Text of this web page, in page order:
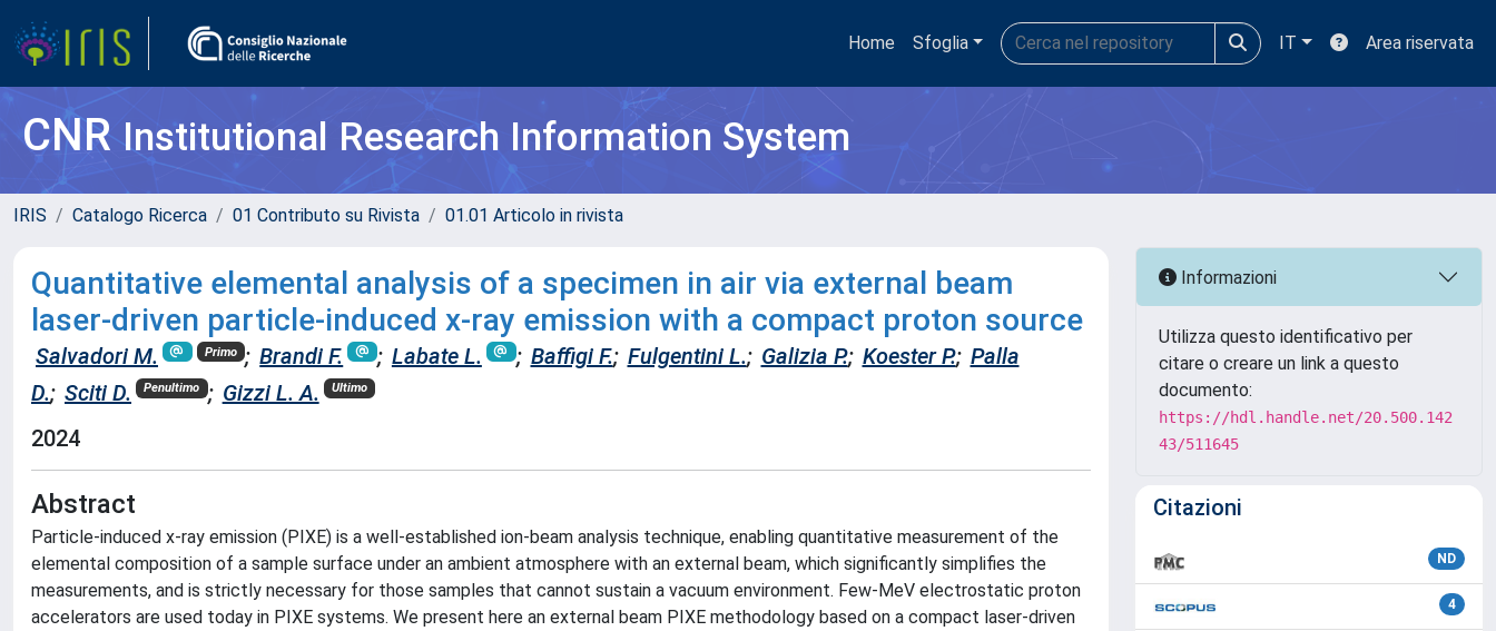
Home Sfoglia IT Area riservata
CNRInstitutional Research Information System
IRIS Catalogo Ricerca 01 Contributo su Rivista 01.01 Articolo in rivista
Quantitative elemental analysis of a specimen in air via external beam
laser-driven particle-induced x-ray emission with a compact proton source
Salvadori M. Primo ; Brandi F. ; Labate L. ; Baffigi F.; Fulgentini L.; Galizia P.; Koester P.; Palla
D.; Sciti D. Penultimo ; Gizzi L. A. Ultimo
2024
Abstract
Particle-induced x-ray emission (PIXE) is a well-established ion-beam analysis technique, enabling quantitative measurement of the
elemental composition of a sample surface under an ambient atmosphere with an external beam, which significantly simplifies the
measurements, and is strictly necessary for those samples that cannot sustain a vacuum environment. Few-MeV electrostatic proton
accelerators are used today in PIXE systems. We present here an external beam PIXE methodology based on a compact laser-driven
Informazioni
Utilizza questo identificativo per
citare o creare un link a questo
documento:
https://hdl.handle.net/20.500.142
43/511645
Citazioni
ND
4